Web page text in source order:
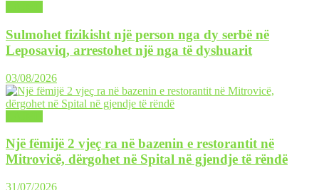
Sulmohet fizikisht një person nga dy serbë në
Leposaviq, arrestohet një nga të dyshuarit
03/08/2026
Një fëmijë 2 vjeç ra në bazenin e restorantit në
Mitrovicë, dërgohet në Spital në gjendje të rëndë
31/07/2026